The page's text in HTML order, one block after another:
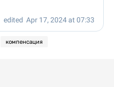
компенсация